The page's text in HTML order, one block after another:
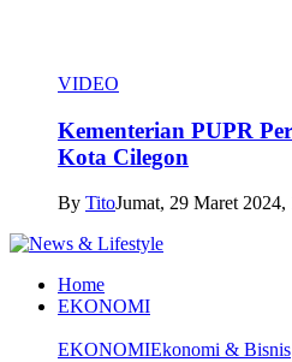
VIDEO
Kementerian PUPR
Kota Cilegon
By TitoJumat, 29 Maret 2024,
Home
EKONOMI
EKONOMIEkonomi & Bisnis